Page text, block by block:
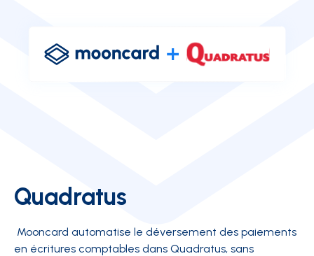
Quadratus
Mooncard automatise le déversement des paiements
en écritures comptables dans Quadratus, sans